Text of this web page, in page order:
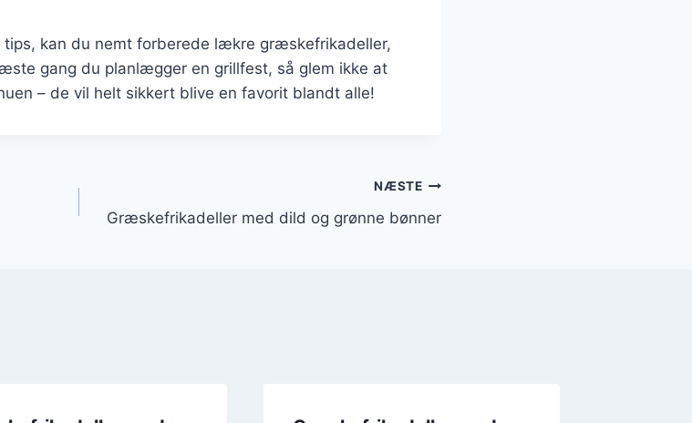
kan du nemt forberede lækre græskefrikadeller,
gang du planlægger en grillfest, så glem ikke at
– de vil helt sikkert blive en favorit blandt alle!
NÆSTE
Græskefrikadeller med dild og grønne bønner